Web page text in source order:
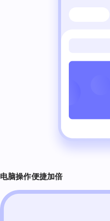
电脑操作便捷加倍